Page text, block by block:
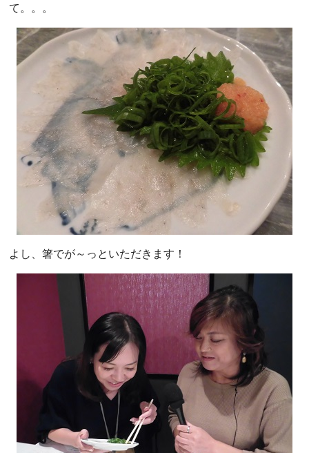
て。。。
よし、箸でが～っといただきます！